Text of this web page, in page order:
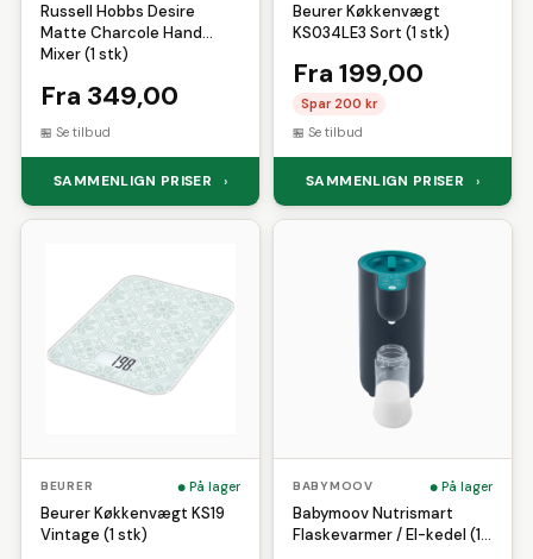
Russell Hobbs Desire
Matte Charcole Hand
Mixer (1 stk)
Fra 349,00
Se tilbud
SAMMENLIGN PRISER ›
Beurer Køkkenvægt
KS034LE3 Sort (1 stk)
Fra 199,00
Spar 200 kr
Se tilbud
SAMMENLIGN PRISER ›
BEURER På lager
Beurer Køkkenvægt KS19
Vintage (1 stk)
BABYMOOV På lager
Babymoov Nutrismart
Flaskevarmer / El-kedel (1